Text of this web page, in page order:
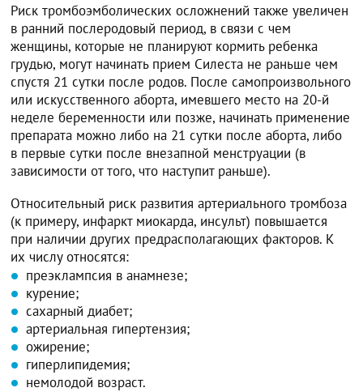
Риск тромбоэмболических осложнений также увеличен
в ранний послеродовый период, в связи с чем
женщины, которые не планируют кормить ребенка
грудью, могут начинать прием Силеста не раньше чем
спустя 21 сутки после родов. После самопроизвольного
или искусственного аборта, имевшего место на 20-й
неделе беременности или позже, начинать применение
препарата можно либо на 21 сутки после аборта, либо
в первые сутки после внезапной менструации (в
зависимости от того, что наступит раньше).
Относительный риск развития артериального тромбоза
(к примеру, инфаркт миокарда, инсульт) повышается
при наличии других предрасполагающих факторов. К
их числу относятся:
преэклампсия в анамнезе;
курение;
сахарный диабет;
артериальная гипертензия;
ожирение;
гиперлипидемия;
немолодой возраст.